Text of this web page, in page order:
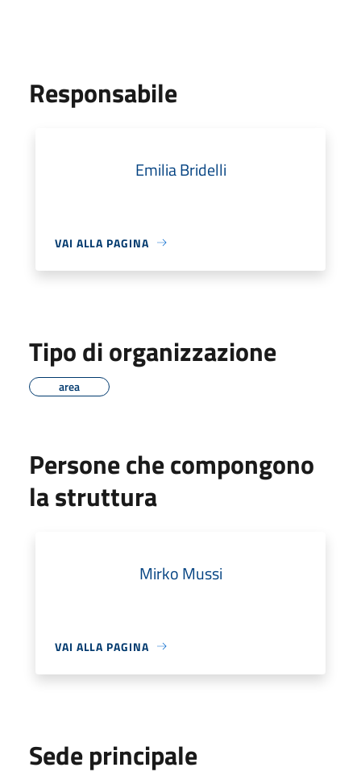
Responsabile
Emilia Bridelli
VAI ALLA PAGINA
Tipo di organizzazione
area
Persone che compongono
la struttura
Mirko Mussi
VAI ALLA PAGINA
Sede principale